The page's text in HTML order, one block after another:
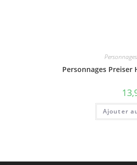
Personnages Preiser
Ajouter